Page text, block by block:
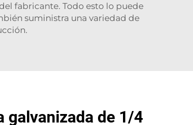
fabricante. Todo esto lo puede
suministra una variedad de
galvanizada de 1/4